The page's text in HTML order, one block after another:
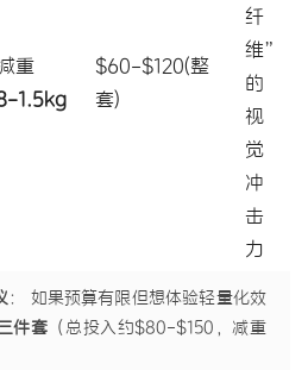
重
1.5kg
$60-$120(整
套)
纤
维”
的
视
觉
冲
击
力
： 如果预算有限但想体验轻量化效
件套 （总投入约$80-$150，减重